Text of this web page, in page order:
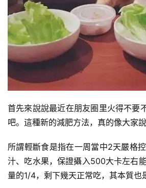
計
劃
有
氧
訓
練
得
力
首先來說說最近在朋友圈里火得不要
吧。這種新的減肥方法，真的像大家
所謂輕斷食是指在一周當中2天嚴格
汁、吃水果，保證攝入500大卡左右
量的1/4，剩下幾天正常吃，其本質也